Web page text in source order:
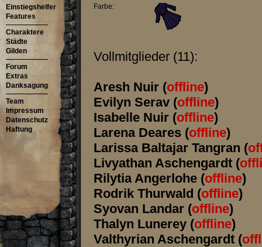
Einstiegshelfer
Features
Charaktere
Städte
Gilden
Forum
Extras
Danksagung
Team
Impressum
Datenschutz
Haftung
Farbe:
Vollmitglieder (11):
Aresh Nuir (offline)
Evilyn Serav (offline)
Isabelle Nuir (offline)
Larena Deares (offline)
Larissa Baltajar Tangran (
Livyathan Aschengardt (
Rilytia Angerlohe (offline)
Rodrik Thurwald (offline)
Syovan Landar (offline)
Thalyn Lunerey (offline)
Valthyrian Aschengardt (